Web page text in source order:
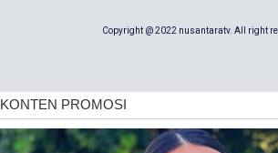
Copyright @ 2022 nusantaratv. All right